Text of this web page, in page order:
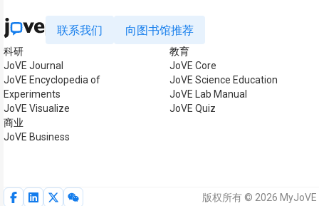
联系我们 向图书馆推荐
科研
JoVE Journal
JoVE Encyclopedia of
Experiments
JoVE Visualize
商业
JoVE Business
教育
JoVE Core
JoVE Science Education
JoVE Lab Manual
JoVE Quiz
版权所有 © 2026